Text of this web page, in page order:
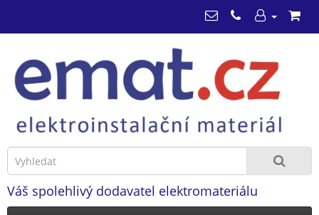
Váš spolehlivý dodavatel elektromateriálu